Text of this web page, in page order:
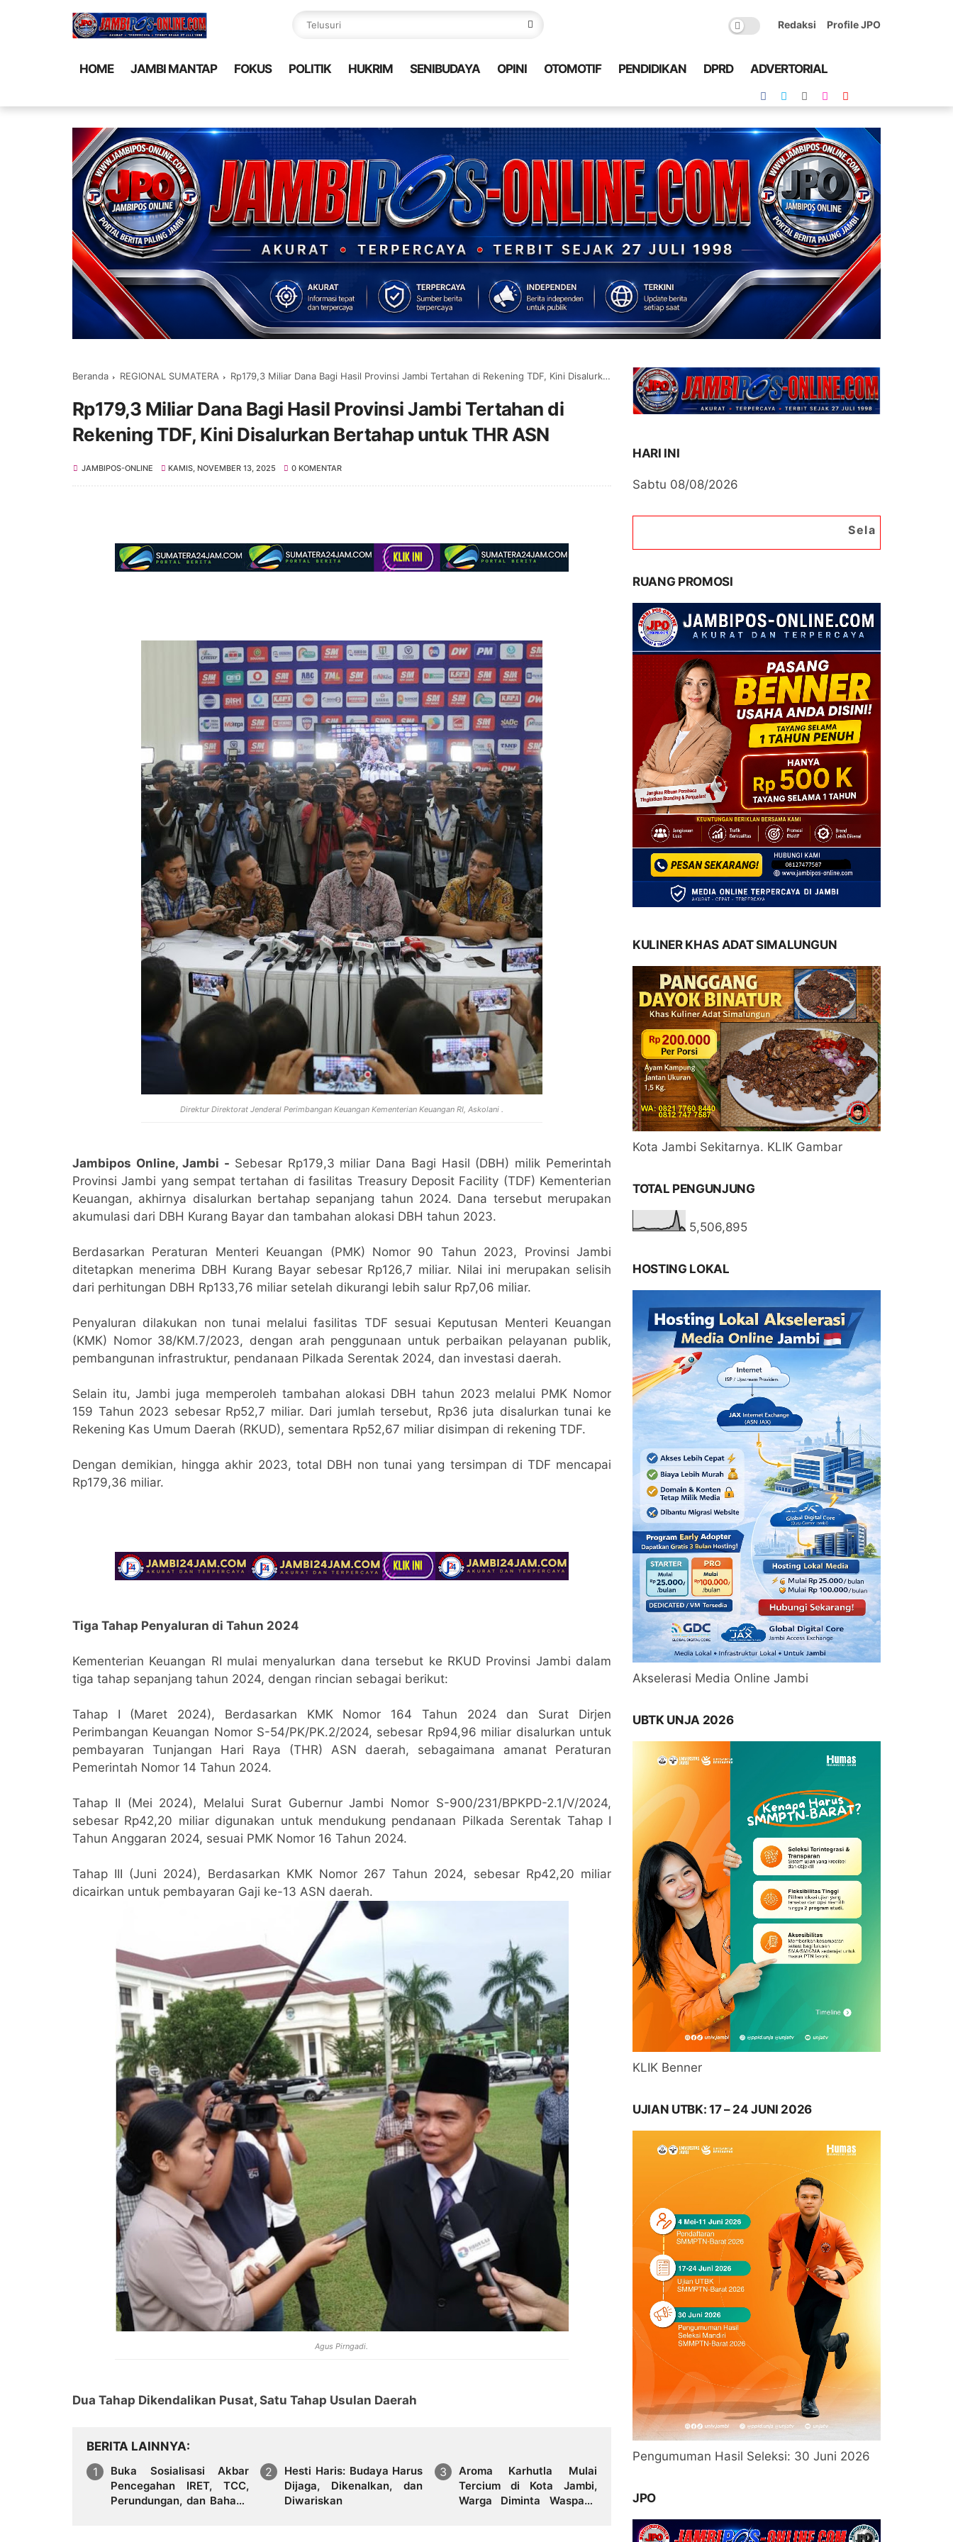
Redaksi Profile JPO
HOME JAMBI MANTAP FOKUS POLITIK HUKRIM SENIBUDAYA OPINI OTOMOTIF PENDIDIKAN DPRD ADVERTORIAL
Beranda REGIONAL SUMATERA Rp179,3 Miliar Dana Bagi Hasil Provinsi Jambi Tertahan di Rekening TDF, Kini Disalurkan Bertahap untuk THR ASN
Rp179,3 Miliar Dana Bagi Hasil Provinsi Jambi Tertahan di
Rekening TDF, Kini Disalurkan Bertahap untuk THR ASN
JAMBIPOS-ONLINE KAMIS, NOVEMBER 13, 2025 0 KOMENTAR
Direktur Direktorat Jenderal Perimbangan Keuangan Kementerian Keuangan RI, Askolani .
Jambipos Online, Jambi - Sebesar Rp179,3 miliar Dana Bagi Hasil (DBH) milik Pemerintah
Provinsi Jambi yang sempat tertahan di fasilitas Treasury Deposit Facility (TDF) Kementerian
Keuangan, akhirnya disalurkan bertahap sepanjang tahun 2024. Dana tersebut merupakan
akumulasi dari DBH Kurang Bayar dan tambahan alokasi DBH tahun 2023.
Berdasarkan Peraturan Menteri Keuangan (PMK) Nomor 90 Tahun 2023, Provinsi Jambi
ditetapkan menerima DBH Kurang Bayar sebesar Rp126,7 miliar. Nilai ini merupakan selisih
dari perhitungan DBH Rp133,76 miliar setelah dikurangi lebih salur Rp7,06 miliar.
Penyaluran dilakukan non tunai melalui fasilitas TDF sesuai Keputusan Menteri Keuangan
(KMK) Nomor 38/KM.7/2023, dengan arah penggunaan untuk perbaikan pelayanan publik,
pembangunan infrastruktur, pendanaan Pilkada Serentak 2024, dan investasi daerah.
Selain itu, Jambi juga memperoleh tambahan alokasi DBH tahun 2023 melalui PMK Nomor
159 Tahun 2023 sebesar Rp52,7 miliar. Dari jumlah tersebut, Rp36 juta disalurkan tunai ke
Rekening Kas Umum Daerah (RKUD), sementara Rp52,67 miliar disimpan di rekening TDF.
Dengan demikian, hingga akhir 2023, total DBH non tunai yang tersimpan di TDF mencapai
Rp179,36 miliar.
Tiga Tahap Penyaluran di Tahun 2024
Kementerian Keuangan RI mulai menyalurkan dana tersebut ke RKUD Provinsi Jambi dalam
tiga tahap sepanjang tahun 2024, dengan rincian sebagai berikut:
Tahap I (Maret 2024), Berdasarkan KMK Nomor 164 Tahun 2024 dan Surat Dirjen
Perimbangan Keuangan Nomor S-54/PK/PK.2/2024, sebesar Rp94,96 miliar disalurkan untuk
pembayaran Tunjangan Hari Raya (THR) ASN daerah, sebagaimana amanat Peraturan
Pemerintah Nomor 14 Tahun 2024.
Tahap II (Mei 2024), Melalui Surat Gubernur Jambi Nomor S-900/231/BPKPD-2.1/V/2024,
sebesar Rp42,20 miliar digunakan untuk mendukung pendanaan Pilkada Serentak Tahap I
Tahun Anggaran 2024, sesuai PMK Nomor 16 Tahun 2024.
Tahap III (Juni 2024), Berdasarkan KMK Nomor 267 Tahun 2024, sebesar Rp42,20 miliar
dicairkan untuk pembayaran Gaji ke-13 ASN daerah.
Agus Pirngadi.
Dua Tahap Dikendalikan Pusat, Satu Tahap Usulan Daerah
BERITA LAINNYA
Buka Sosialisasi Akbar
Pencegahan IRET, TCC,
Perundungan, dan Bahaya
Hesti Haris: Budaya Harus
Dijaga, Dikenalkan, dan
Diwariskan
Aroma Karhutla Mulai
Tercium di Kota Jambi,
Warga Diminta Waspada
HARI INI
Sabtu 08/08/2026
Selamat Datang di Portal
RUANG PROMOSI
KULINER KHAS ADAT SIMALUNGUN
Kota Jambi Sekitarnya. KLIK Gambar
TOTAL PENGUNJUNG
5,506,895
HOSTING LOKAL
Akselerasi Media Online Jambi
UBTK UNJA 2026
KLIK Benner
UJIAN UTBK: 17 – 24 JUNI 2026
Pengumuman Hasil Seleksi: 30 Juni 2026
JPO